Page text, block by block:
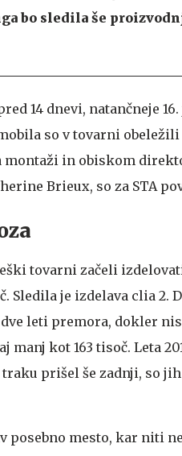
bo sledila še
14 dnevi, natančneje
so v tovarni
in obiskom
Brieux, so za STA
tovarni začeli izdelovati
Sledila je izdelava clia 2.
leti premora, dokler
kot 163 tisoč. Leta
traku prišel še zadnji, so
posebno mesto, kar niti